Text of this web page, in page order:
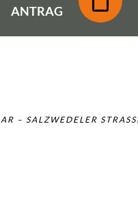
ANTRAG
– SALZWEDELER STRASSE